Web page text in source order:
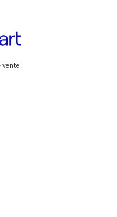
vente